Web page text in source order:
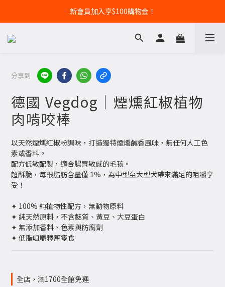
新會員加入享$100購物金！
分享到
德國 Vegdog｜煙燻紅椒植物
肉啃咬棒
以天然煙燻紅椒粉調味，打造獨特煙燻鹹香風味，無任何人工色
素或香料。
配方低敏配製，適合腸胃敏感的毛孩。
超酥脆，每根脂肪含量僅 1%，為中型至大型犬帶來滿足的咀嚼享
受！
✦ 100% 純植物性配方，無動物原料
✦ 純天然原料，不含麩質、黃豆、大豆蛋白
✦ 無添加香料、色素與防腐劑
✦ 低脂咀嚼釋壓零食
全店，滿1700全館免運